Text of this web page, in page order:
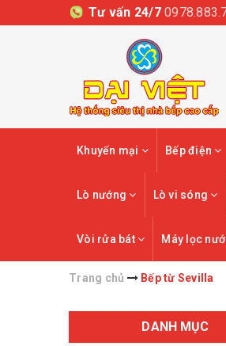
Tư vấn 24/7
Khuyến mại Bếp điện
Lò nướng Lò vi sóng
Vòi rửa bát Máy lọc
Trang chủ Bếp từ Sevilla
DANH MỤC